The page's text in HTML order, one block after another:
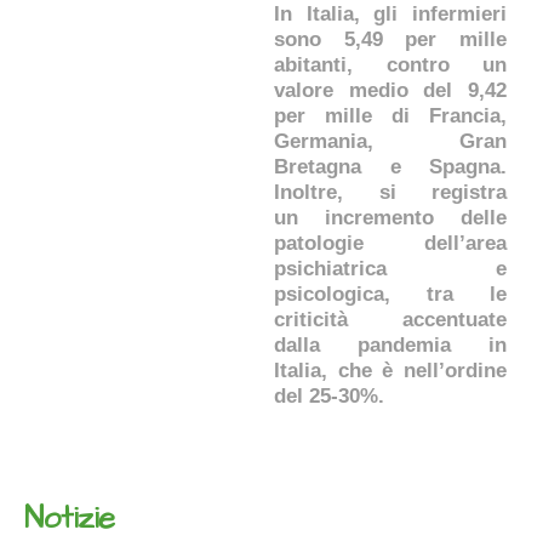
In Italia, gli infermieri
sono 5,49 per mille
abitanti, contro un
valore medio del 9,42
per mille di Francia,
Germania, Gran
Bretagna e Spagna.
Inoltre, si registra
un incremento delle
patologie dell’area
psichiatrica e
psicologica, tra le
criticità accentuate
dalla pandemia in
Italia, che è nell’ordine
del 25-30%.
Notizie